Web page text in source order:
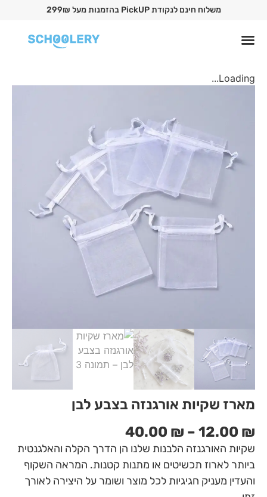
משלוח חינם לנקודת PickUP בהזמנות מעל 299₪
Loading...
מארז שקיות אורגנזה בצבע לבן
12.00 ₪
–
40.00 ₪
שקיות האורגנזה הלבנות שלנו הן הדרך הקלה והאלגנטית
ביותר לארוז תכשיטים או מתנות קטנות. המראה השקוף
והעדין מעניק חגיגיות לכל מוצר ושומר על היצירה לאורך